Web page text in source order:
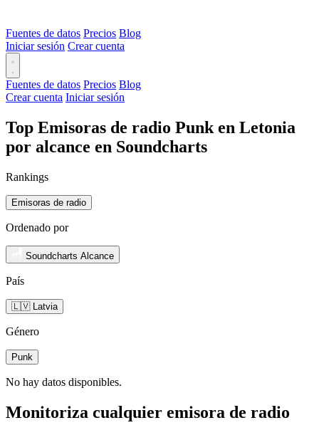
Fuentes de datos Precios Blog
Iniciar sesión Crear cuenta
Fuentes de datos Precios Blog
Crear cuenta Iniciar sesión
Top Emisoras de radio Punk en Letonia
por alcance en Soundcharts
Rankings
Emisoras de radio
Ordenado por
Soundcharts Alcance
País
🇱🇻 Latvia
Género
Punk
No hay datos disponibles.
Monitoriza cualquier emisora de radio